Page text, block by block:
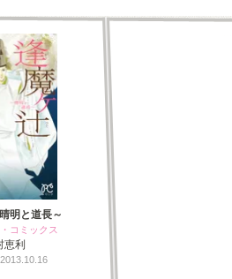
明と道長～
コミックス
恵利